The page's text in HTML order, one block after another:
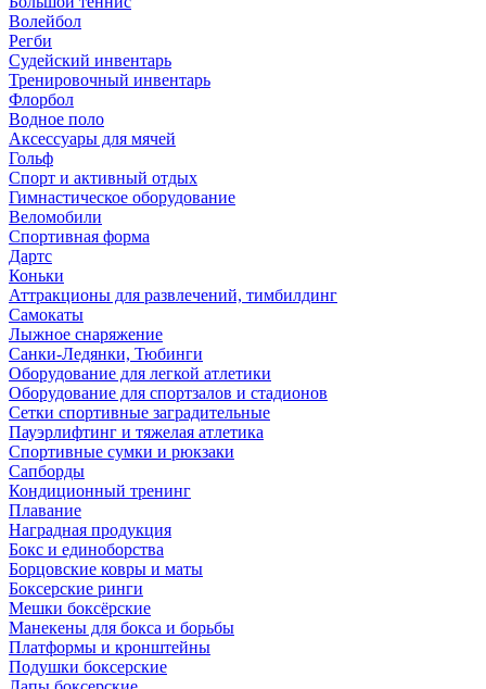
Волейбол
Регби
Судейский инвентарь
Тренировочный инвентарь
Флорбол
Водное поло
Аксессуары для мячей
Гольф
Спорт и активный отдых
Гимнастическое оборудование
Веломобили
Спортивная форма
Дартс
Коньки
Аттракционы для развлечений, тимбилдинг
Самокаты
Лыжное снаряжение
Санки-Ледянки, Тюбинги
Оборудование для легкой атлетики
Оборудование для спортзалов и стадионов
Сетки спортивные заградительные
Пауэрлифтинг и тяжелая атлетика
Спортивные сумки и рюкзаки
Сапборды
Кондиционный тренинг
Плавание
Наградная продукция
Бокс и единоборства
Борцовские ковры и маты
Боксерские ринги
Мешки боксёрские
Манекены для бокса и борьбы
Платформы и кронштейны
Подушки боксерские